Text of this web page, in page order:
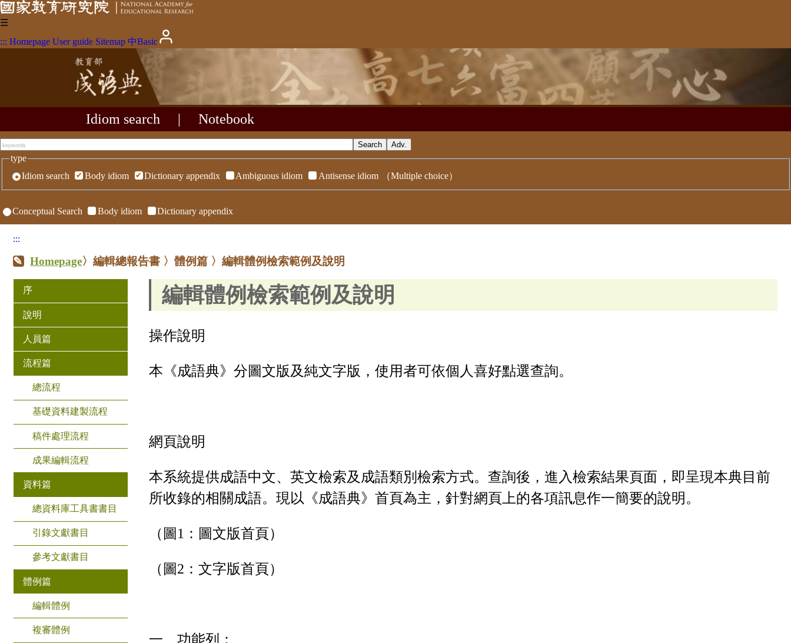
☰
::: Homepage User guide Sitemap 中Basic
Idiom search Notebook
type
Idiom search
Body idiom Dictionary appendix Ambiguous idiom Antisense idiom （Multiple choice）
Conceptual Search Body idiom Dictionary appendix
:::
Homepage〉編輯總報告書 〉體例篇 〉編輯體例檢索範例及說明
序
說明
人員篇
流程篇
總流程
基礎資料建製流程
稿件處理流程
成果編輯流程
資料篇
總資料庫工具書書目
引錄文獻書目
參考文獻書目
體例篇
編輯體例
複審體例
編輯體例檢索範例及說明
操作說明
本《成語典》分圖文版及純文字版，使用者可依個人喜好點選查詢。
網頁說明
本系統提供成語中文、英文檢索及成語類別檢索方式。查詢後，進入檢索結果頁面，即呈現本典目前
所收錄的相關成語。現以《成語典》首頁為主，針對網頁上的各項訊息作一簡要的說明。
（圖1：圖文版首頁）
（圖2：文字版首頁）
一、功能列：